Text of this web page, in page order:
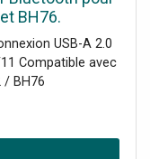
BH76.
USB-A 2.0
Compatible avec
/ BH76